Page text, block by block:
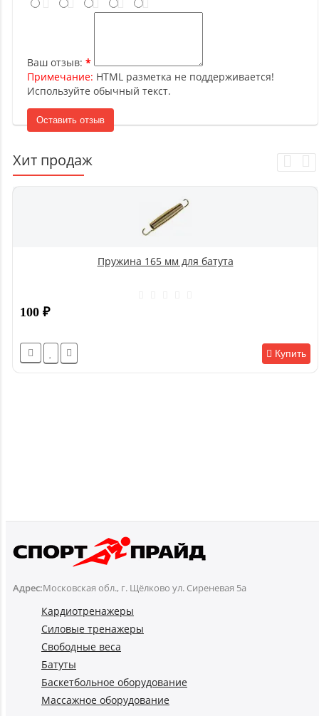
Ваш отзыв:
Примечание: HTML разметка не поддерживается!
Используйте обычный текст.
Оставить отзыв
Хит продаж
Пружина 165 мм для батута
100 ₽
Купить
Адрес:Московская обл., г. Щёлково ул. Сиреневая 5а
Кардиотренажеры
Силовые тренажеры
Свободные веса
Батуты
Баскетбольное оборудование
Массажное оборудование